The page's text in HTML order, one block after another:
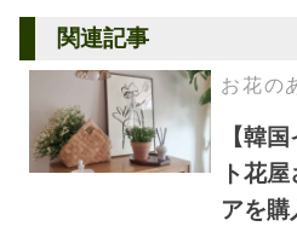
関連記事
お花の
【韓
ト花
アを